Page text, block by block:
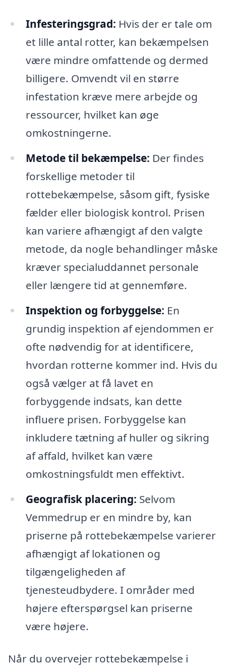
Infesteringsgrad: Hvis der er tale om
et lille antal rotter, kan bekæmpelsen
være mindre omfattende og dermed
billigere. Omvendt vil en større
infestation kræve mere arbejde og
ressourcer, hvilket kan øge
omkostningerne.
Metode til bekæmpelse: Der findes
forskellige metoder til
rottebekæmpelse, såsom gift, fysiske
fælder eller biologisk kontrol. Prisen
kan variere afhængigt af den valgte
metode, da nogle behandlinger måske
kræver specialuddannet personale
eller længere tid at gennemføre.
Inspektion og forbyggelse: En
grundig inspektion af ejendommen er
ofte nødvendig for at identificere,
hvordan rotterne kommer ind. Hvis du
også vælger at få lavet en
forbyggende indsats, kan dette
influere prisen. Forbyggelse kan
inkludere tætning af huller og sikring
af affald, hvilket kan være
omkostningsfuldt men effektivt.
Geografisk placering: Selvom
Vemmedrup er en mindre by, kan
priserne på rottebekæmpelse varierer
afhængigt af lokationen og
tilgængeligheden af
tjenesteudbydere. I områder med
højere efterspørgsel kan priserne
være højere.
Når du overvejer rottebekæmpelse i